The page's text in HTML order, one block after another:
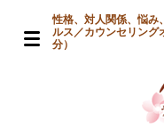
性格、対人関係、悩み
ルス／カウンセリング
分）